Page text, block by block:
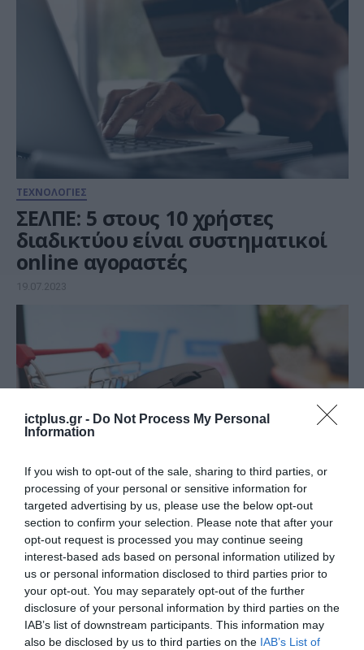
ictplus.gr - Do Not Process My Personal
Information
If you wish to opt-out of the sale, sharing to third parties, or
processing of your personal or sensitive information for
targeted advertising by us, please use the below opt-out
section to confirm your selection. Please note that after your
opt-out request is processed you may continue seeing
interest-based ads based on personal information utilized by
us or personal information disclosed to third parties prior to
your opt-out. You may separately opt-out of the further
disclosure of your personal information by third parties on the
IAB’s list of downstream participants. This information may
also be disclosed by us to third parties on the IAB’s List of
ΤΕΧΝΟΛΟΓΙΕΣ
ΣΕΛΠΕ: 5 στους 10 χρήστες
διαδικτύου είναι συστηματικοί
online αγοραστές
19.07.2023
ΠΡΟΪΟΝΤΑ-ΥΠΗΡΕΣΙΕΣ
Στα ψηφιακά πορτοφόλια
στρέφονται οι Έλληνες
καταναλωτές για τις online
αγορές τους
03.04.2023